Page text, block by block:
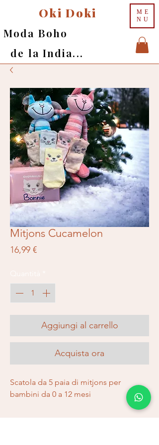
ME
NU
Oki Doki
Moda Boho
de la India...
Mitjons Cucamelon
16,99 €Prezzo
Aggiungi al carrello
Acquista ora
Scatola da 5 paia di mitjons per
bambini da 0 a 12 mesi